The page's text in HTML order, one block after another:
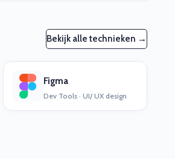
Bekijk alle technieken →
Figma
Dev Tools · UI/ UX design